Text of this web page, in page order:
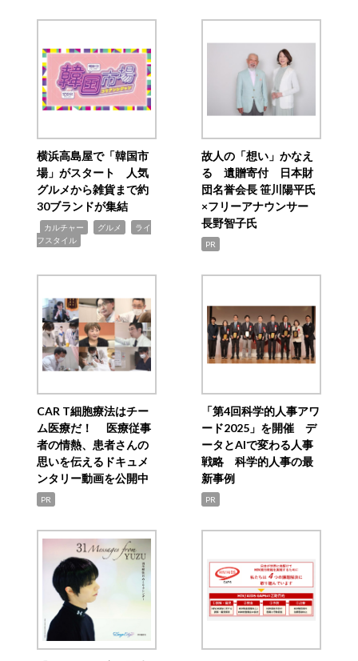
横浜高島屋で「韓国市
場」がスタート 人気
グルメから雑貨まで約
30ブランドが集結
カルチャー グルメ
ライ
フスタイル
故人の「想い」かなえ
る 遺贈寄付 日本財
団名誉会長 笹川陽平氏
×フリーアナウンサー
長野智子氏
PR
CAR T細胞療法はチー
ム医療だ！ 医療従事
者の情熱、患者さんの
思いを伝えるドキュメ
ンタリー動画を公開中
PR
「第4回科学的人事アワ
ード2025」を開催 デ
ータとAIで変わる人事
戦略 科学的人事の最
新事例
PR